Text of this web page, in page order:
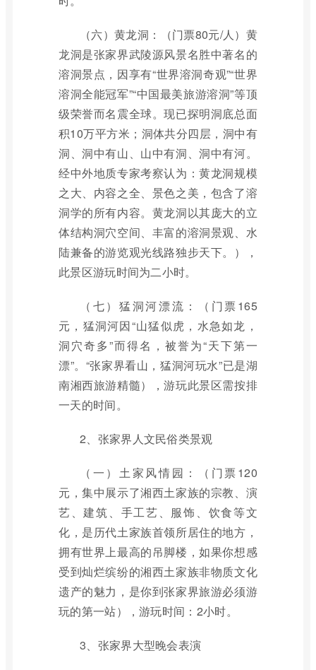
（六）黄龙洞：（门票80元/人）黄
龙洞是张家界武陵源风景名胜中著名的
溶洞景点，因享有“世界溶洞奇观”“世界
溶洞全能冠军”“中国最美旅游溶洞”等顶
级荣誉而名震全球。现已探明洞底总面
积10万平方米；洞体共分四层，洞中有
洞、洞中有山、山中有洞、洞中有河。
经中外地质专家考察认为：黄龙洞规模
之大、内容之全、景色之美，包含了溶
洞学的所有内容。黄龙洞以其庞大的立
体结构洞穴空间、丰富的溶洞景观、水
陆兼备的游览观光线路独步天下。），
此景区游玩时间为二小时。
（七）猛洞河漂流：（门票165
元，猛洞河因“山猛似虎，水急如龙，
洞穴奇多”而得名，被誉为“天下第一
漂”。“张家界看山，猛洞河玩水”已是湖
南湘西旅游精髓），游玩此景区需按排
一天的时间。
2、张家界人文民俗类景观
（一）土家风情园：（门票120
元，集中展示了湘西土家族的宗教、演
艺、建筑、手工艺、服饰、饮食等文
化，是历代土家族首领所居住的地方，
拥有世界上最高的吊脚楼，如果你想感
受到灿烂缤纷的湘西土家族非物质文化
遗产的魅力，是你到张家界旅游必须游
玩的第一站），游玩时间：2小时。
3、张家界大型晚会表演